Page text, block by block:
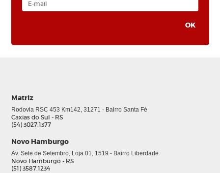
Matriz
Rodovia RSC 453 Km142, 31271 - Bairro Santa Fé
Caxias do Sul - RS
(54) 3027.1377
Novo Hamburgo
Av. Sete de Setembro, Loja 01, 1519 - Bairro Liberdade
Novo Hamburgo - RS
(51) 3587.1234